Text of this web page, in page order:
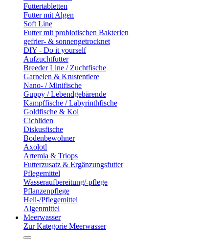
Futtertabletten
Futter mit Algen
Soft Line
Futter mit probiotischen Bakterien
gefrier- & sonnengetrocknet
DIY - Do it yourself
Aufzuchtfutter
Breeder Line / Zuchtfische
Garnelen & Krustentiere
Nano- / Minifische
Guppy / Lebendgebärende
Kampffische / Labyrinthfische
Goldfische & Koi
Cichliden
Diskusfische
Bodenbewohner
Axolotl
Artemia & Triops
Futterzusatz & Ergänzungsfutter
Pflegemittel
Wasseraufbereitung/-pflege
Pflanzenpflege
Heil-/Pflegemittel
Algenmittel
Meerwasser
Zur Kategorie Meerwasser